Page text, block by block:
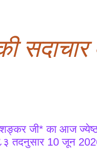
सदाचार
जी* का आज
तदनुसार 10 जून